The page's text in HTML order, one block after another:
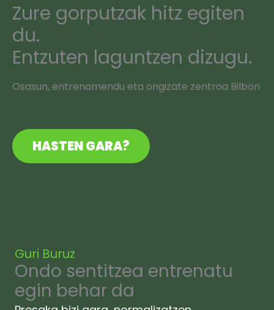
Zure gorputzak hitz egiten
du.
Entzuten laguntzen dizugu.
Osasun, entrenamendu eta ongizate zentroa Bilbon
HASTEN GARA?
Guri Buruz
Ondo sentitzea entrenatu
egin behar da